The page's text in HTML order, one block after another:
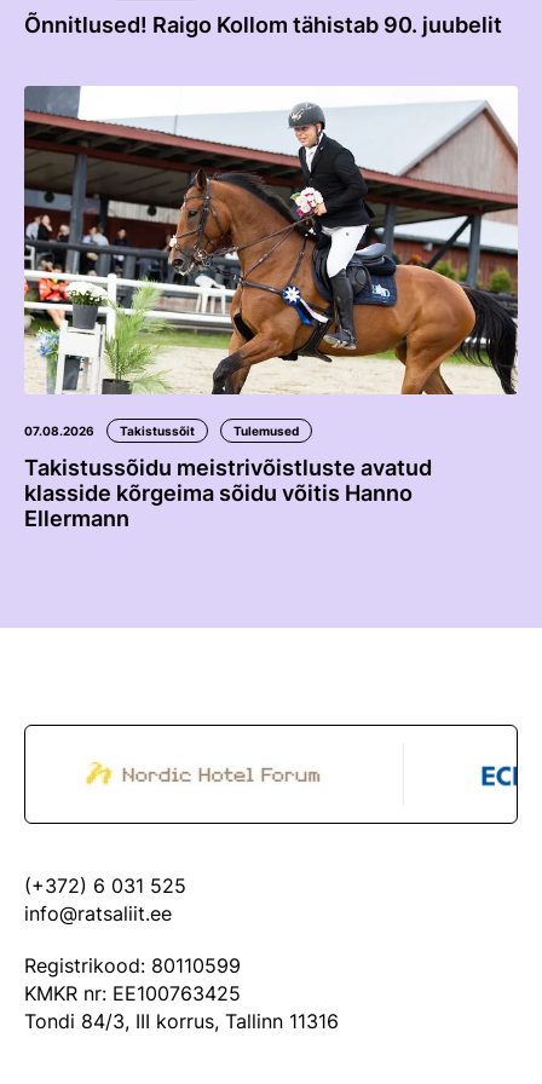
Edetabelid
Koolitused
Välisvõistlustel Osaleja Meelespea
VOLTIŽEERIMINE
Välisvõistlustel Osaleja Meelespea
Õnnitlused! Raigo Kollom tähistab 90. juubelit
07.08.2026 Takistussõit Tulemused
Takistussõidu meistrivõistluste avatud
klasside kõrgeima sõidu võitis Hanno
Ellermann
(+372) 6 031 525
info@ratsaliit.ee
Registrikood: 80110599
KMKR nr: EE100763425
Tondi 84/3, III korrus, Tallinn 11316